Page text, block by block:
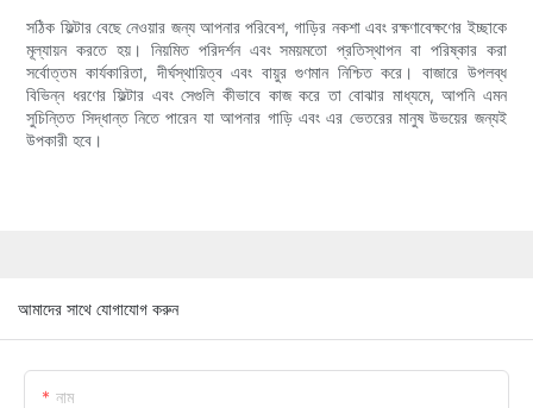
সঠিক ফিল্টার বেছে নেওয়ার জন্য আপনার পরিবেশ, গাড়ির নকশা এবং রক্ষণাবেক্ষণের ইচ্ছাকে
মূল্যায়ন করতে হয়। নিয়মিত পরিদর্শন এবং সময়মতো প্রতিস্থাপন বা পরিষ্কার করা
সর্বোত্তম কার্যকারিতা, দীর্ঘস্থায়িত্ব এবং বায়ুর গুণমান নিশ্চিত করে। বাজারে উপলব্ধ
বিভিন্ন ধরণের ফিল্টার এবং সেগুলি কীভাবে কাজ করে তা বোঝার মাধ্যমে, আপনি এমন
সুচিন্তিত সিদ্ধান্ত নিতে পারেন যা আপনার গাড়ি এবং এর ভেতরের মানুষ উভয়ের জন্যই
উপকারী হবে।
আমাদের সাথে যোগাযোগ করুন
নাম